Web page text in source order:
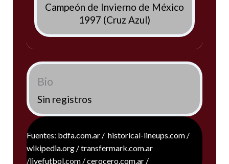
Campeón de Invierno de México
1997 (Cruz Azul)
Bio
Sin registros
Fuentes: bdfa.com.ar / historical-lineups.com /
wikipedia.org / transfermark.com.ar
/livefutbol.com / cerocero.com.ar /